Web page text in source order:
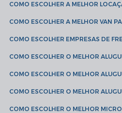
COMO ESCOLHER A MELHOR
COMO ESCOLHER A MELHOR VAN
COMO ESCOLHER EMPRESAS DE
COMO ESCOLHER O MELHOR
COMO ESCOLHER O MELHOR
COMO ESCOLHER O MELHOR
COMO ESCOLHER O MELHOR